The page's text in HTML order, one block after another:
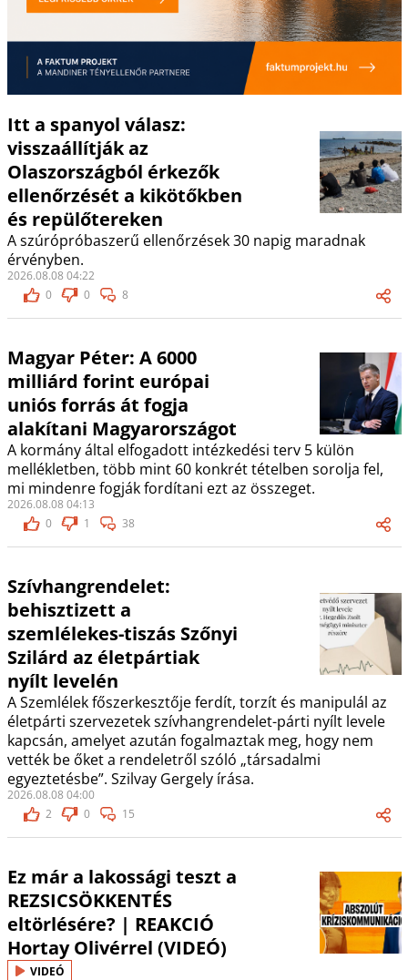
Itt a spanyol válasz:
visszaállítják az
Olaszországból érkezők
ellenőrzését a kikötőkben
és repülőtereken
A szúrópróbaszerű ellenőrzések 30 napig maradnak
érvényben.
2026.08.08 04:22
0
0 8
Magyar Péter: A 6000
milliárd forint európai
uniós forrás át fogja
alakítani Magyarországot
A kormány által elfogadott intézkedési terv 5 külön
mellékletben, több mint 60 konkrét tételben sorolja fel,
mi mindenre fogják fordítani ezt az összeget.
2026.08.08 04:13
0
1 38
Szívhangrendelet:
behisztizett a
szemlélekes-tiszás Szőnyi
Szilárd az életpártiak
nyílt levelén
A Szemlélek főszerkesztője ferdít, torzít és manipulál az
életpárti szervezetek szívhangrendelet-párti nyílt levele
kapcsán, amelyet azután fogalmaztak meg, hogy nem
vették be őket a rendeletről szóló „társadalmi
egyeztetésbe”. Szilvay Gergely írása.
2026.08.08 04:00
2
0 15
Ez már a lakossági teszt a
REZSICSÖKKENTÉS
eltörlésére? | REAKCIÓ
Hortay Olivérrel (VIDEÓ)
VIDEÓ